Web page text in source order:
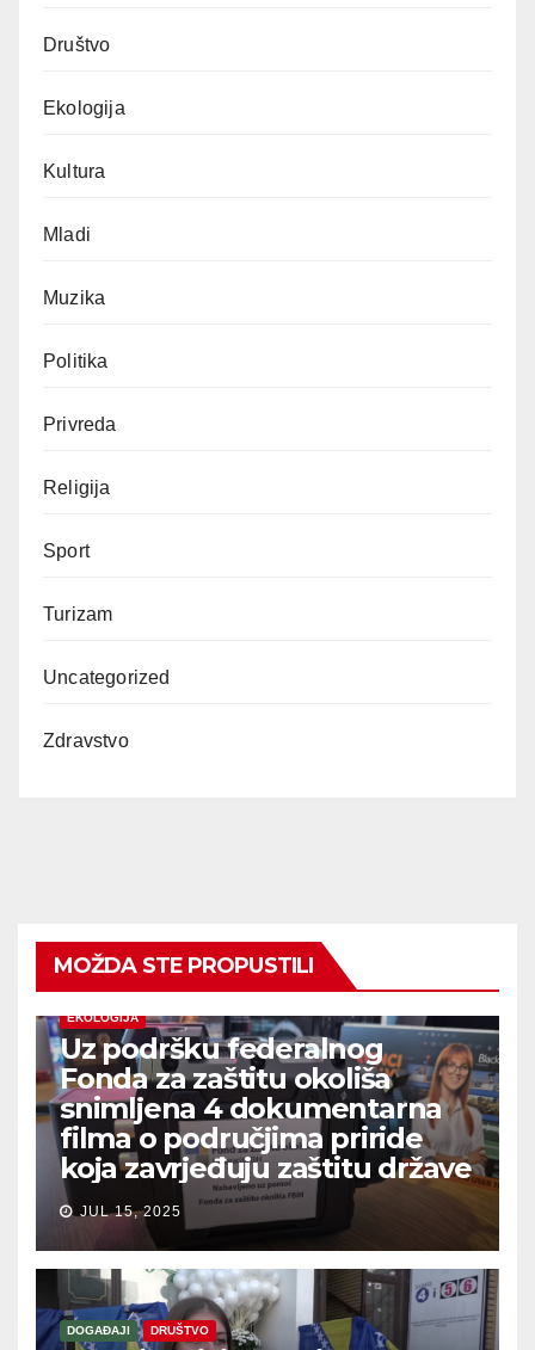
Društvo
Ekologija
Kultura
Mladi
Muzika
Politika
Privreda
Religija
Sport
Turizam
Uncategorized
Zdravstvo
MOŽDA STE PROPUSTILI
EKOLOGIJA
Uz podršku federalnog
Fonda za zaštitu okoliša
snimljena 4 dokumentarna
filma o područjima priride
koja zavrjeđuju zaštitu države
JUL 15, 2025
DOGAĐAJI DRUŠTVO